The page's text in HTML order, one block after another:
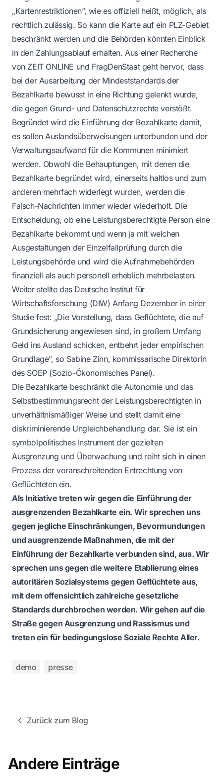
„Kartenrestriktionen”, wie es offiziell heißt, möglich, als
rechtlich zulässig. So kann die Karte auf ein PLZ-Gebiet
beschränkt werden und die Behörden könnten Einblick
in den Zahlungsablauf erhalten. Aus einer Recherche
von ZEIT ONLINE und FragDenStaat geht hervor, dass
bei der Ausarbeitung der Mindeststandards der
Bezahlkarte bewusst in eine Richtung gelenkt wurde,
die gegen Grund- und Datenschutzrechte verstößt.
Begründet wird die Einführung der Bezahlkarte damit,
es sollen Auslandsüberweisungen unterbunden und der
Verwaltungsaufwand für die Kommunen minimiert
werden. Obwohl die Behauptungen, mit denen die
Bezahlkarte begründet wird, einerseits haltlos und zum
anderen mehrfach widerlegt wurden, werden die
Falsch-Nachrichten immer wieder wiederholt. Die
Entscheidung, ob eine Leistungsberechtigte Person eine
Bezahlkarte bekommt und wenn ja mit welchen
Ausgestaltungen der Einzelfallprüfung durch die
Leistungsbehörde und wird die Aufnahmebehörden
finanziell als auch personell erheblich mehrbelasten.
Weiter stellte das Deutsche Institut für
Wirtschaftsforschung (DIW) Anfang Dezember in einer
Studie fest: „Die Vorstellung, dass Geflüchtete, die auf
Grundsicherung angewiesen sind, in großem Umfang
Geld ins Ausland schicken, entbehrt jeder empirischen
Grundlage”, so Sabine Zinn, kommissarische Direktorin
des SOEP (Sozio-Ökonomisches Panel).
Die Bezahlkarte beschränkt die Autonomie und das
Selbstbestimmungsrecht der Leistungsberechtigten in
unverhältnismäßiger Weise und stellt damit eine
diskriminierende Ungleichbehandlung dar. Sie ist ein
symbolpolitisches Instrument der gezielten
Ausgrenzung und Überwachung und reiht sich in einen
Prozess der voranschreitenden Entrechtung von
Geflüchteten ein.
Als Initiative treten wir gegen die Einführung der
ausgrenzenden Bezahlkarte ein. Wir sprechen uns
gegen jegliche Einschränkungen, Bevormundungen
und ausgrenzende Maßnahmen, die mit der
Einführung der Bezahlkarte verbunden sind, aus. Wir
sprechen uns gegen die weitere Etablierung eines
autoritären Sozialsystems gegen Geflüchtete aus,
mit dem offensichtlich zahlreiche gesetzliche
Standards durchbrochen werden. Wir gehen auf die
Straße gegen Ausgrenzung und Rassismus und
treten ein für bedingungslose Soziale Rechte Aller.
demo presse
Zurück zum Blog
Andere Einträge